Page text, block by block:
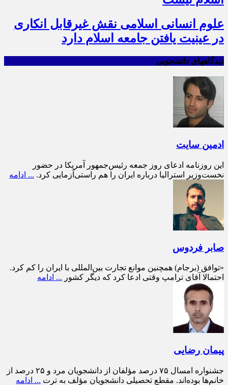
علوم انسانی اسلامی نقش غیرقابل انکاری
در عینیت یافتن جامعه اسلام دارد
دیدگاههای دانشجویی
ادمین سایت
این روزنامه ادعای روز جمعه رئیس‌جمهور آمریکا در حضور
نخست‌وزیر استرالیا درباره ایران را هم راستی‌آزمایی کرد. ... ادامه
صابر فردوس
«توافق (برجام) همچنین موانع تجارت بین‌المللی با ایران را کم کرد.
احتمالا آقای ترامپ وقتی ادعا کرد که دیگر کشور ... ادامه
پیمان رضایی
جشنواره امسال ۷۵ درصد مؤلفان از دانشجویان مرد و ۲۵ درصد از
خانم‌ها بوده‌اند. مقطع تحصیلی دانشجویان مؤلف به ترت ... ادامه